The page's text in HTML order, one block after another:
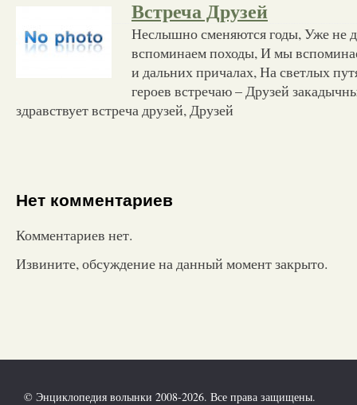
Встреча Друзей
Неслышно сменяются годы, Уже не
вспоминаем походы, И мы
и дальних причалах, На светлых
героев встречаю – Друзей
здравствует встреча друзей, Друзей
Нет комментариев
Комментариев нет.
Извините, обсуждение на данный момент закрыто.
© Энциклопедия волынки 2008-2026. Все права защищены.